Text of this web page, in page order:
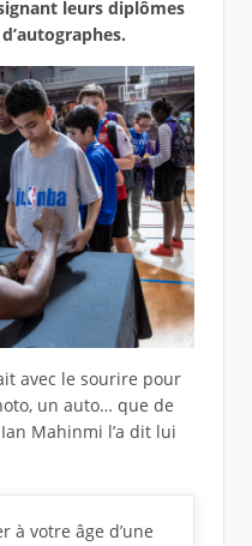
leurs diplômes
avec le sourire pour
un auto… que de
Mahinmi l’a dit lui
à votre âge d’une